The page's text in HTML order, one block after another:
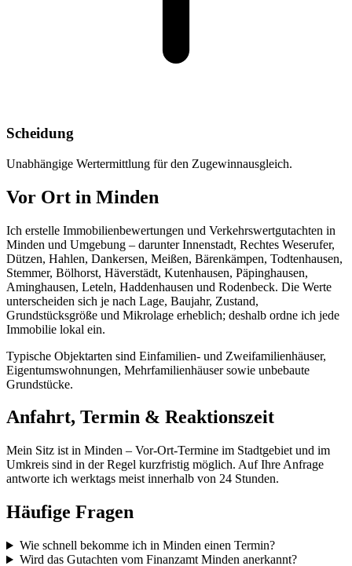
Scheidung
Unabhängige Wertermittlung für den Zugewinnausgleich.
Vor Ort in Minden
Ich erstelle Immobilienbewertungen und Verkehrswertgutachten in
Minden und Umgebung – darunter Innenstadt, Rechtes Weserufer,
Dützen, Hahlen, Dankersen, Meißen, Bärenkämpen, Todtenhausen,
Stemmer, Bölhorst, Häverstädt, Kutenhausen, Päpinghausen,
Aminghausen, Leteln, Haddenhausen und Rodenbeck. Die Werte
unterscheiden sich je nach Lage, Baujahr, Zustand,
Grundstücksgröße und Mikrolage erheblich; deshalb ordne ich jede
Immobilie lokal ein.
Typische Objektarten sind Einfamilien- und Zweifamilienhäuser,
Eigentumswohnungen, Mehrfamilienhäuser sowie unbebaute
Grundstücke.
Anfahrt, Termin & Reaktionszeit
Mein Sitz ist in Minden – Vor-Ort-Termine im Stadtgebiet und im
Umkreis sind in der Regel kurzfristig möglich. Auf Ihre Anfrage
antworte ich werktags meist innerhalb von 24 Stunden.
Häufige Fragen
Wie schnell bekomme ich in Minden einen Termin?
Wird das Gutachten vom Finanzamt Minden anerkannt?